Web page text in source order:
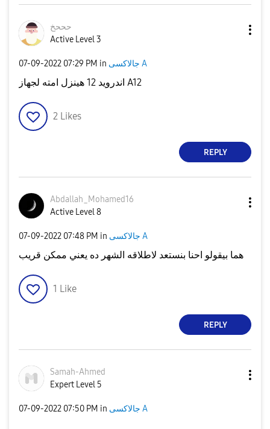
حححخ
Active Level 3
‎07-09-2022 07:29 PM in جالاكسى A
اندرويد 12 هينزل امته لجهاز A12
2 Likes
REPLY
Abdallah_Mohamed16
Active Level 8
‎07-09-2022 07:48 PM in جالاكسى A
هما بيقولو احنا بنستعد لاطلاقه الشهر ده يعني ممكن قريب
1 Like
REPLY
Samah-Ahmed
Expert Level 5
‎07-09-2022 07:50 PM in جالاكسى A